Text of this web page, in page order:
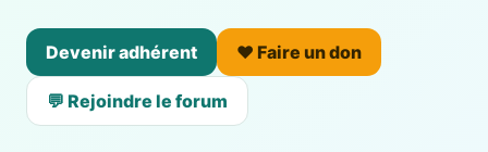
Devenir adhérent ❤️ Faire un don
💬 Rejoindre le forum